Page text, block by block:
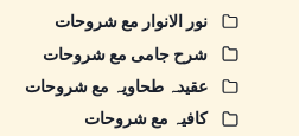
نور الانوار مع شروحات
شرح جامی مع شروحات
عقیدہ طحاویہ مع شروحات
کافیہ مع شروحات